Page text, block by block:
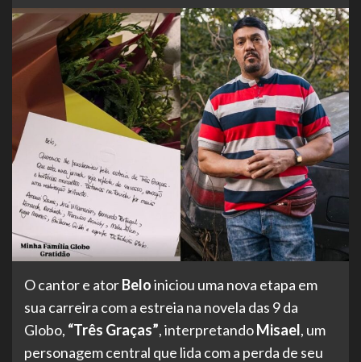
O cantor e atorBeloiniciou uma nova etapa em
sua carreira com a estreia na novela das 9 da
Globo, “Três Graças”, interpretandoMisael, um
personagem central que lida com a perda de seu